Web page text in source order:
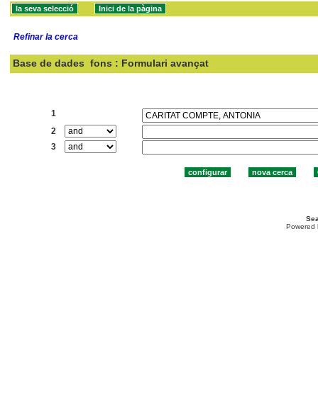
Refinar la cerca
Base de dades fons : Formulari avançat
1
2
3